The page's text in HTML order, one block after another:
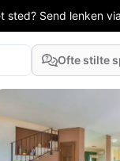
sted? Send lenken
Ofte stilte